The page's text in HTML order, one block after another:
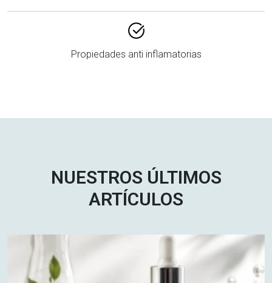
Propiedades anti inflamatorias
NUESTROS ÚLTIMOS
ARTÍCULOS